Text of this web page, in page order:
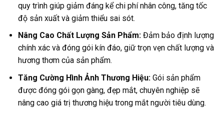
quy trình giúp giảm đáng kể chi phí nhân công, tăng tốc
độ sản xuất và giảm thiểu sai sót.
Nâng Cao Chất Lượng Sản Phẩm:Đảm bảo định lượng
chính xác và đóng gói kín đáo, giữ trọn vẹn chất lượng và
hương thơm của sản phẩm.
Tăng Cường Hình Ảnh Thương Hiệu:Gói sản phẩm
được đóng gói gọn gàng, đẹp mắt, chuyên nghiệp sẽ
nâng cao giá trị thương hiệu trong mắt người tiêu dùng.